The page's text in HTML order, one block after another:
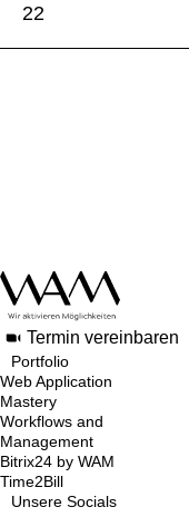
22
Termin vereinbaren
Portfolio
Web Application
Mastery
Workflows and
Management
Bitrix24 by WAM
Time2Bill
Unsere Socials